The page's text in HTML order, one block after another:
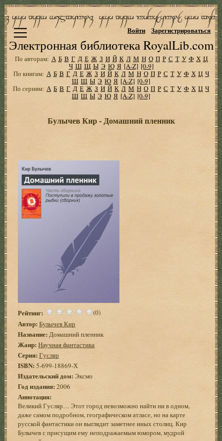
Электронная библиотека RoyalLib.com
Войти Зарегистрироваться
По авторам: А Б В Г Д Е Ж З И Й К Л М Н О П Р С Т У Ф Х Ц
Ч Ш Щ Ы Э Ю Я [A-Z] [0-9]
По книгам: А Б В Г Д Е Ж З И Й К Л М Н О П Р С Т У Ф Х Ц Ч
Ш Щ Ы Э Ю Я [A-Z] [0-9]
По сериям: А Б В Г Д Е Ж З И Й К Л М Н О П Р С Т У Ф Х Ц Ч
Ш Щ Ы Э Ю Я [A-Z] [0-9]
Булычев Кир - Домашний пленник
Рейтинг: (0)
Автор: Булычев Кир
Название: Домашний пленник
Жанр: Научная фантастика
Серия: Гусляр
ISBN: 5-699-18869-Х
Издательский дом: Эксмо
Год издания: 2006
Аннотация:
Великий Гусляр… Этот город невозможно найти ни в одном,
даже самом подробном, географическом атласе, но на карте
русской фантастики он выглядит заметнее иных столиц. Кир
Булычев с присущим ему неподражаемым юмором, мудрой